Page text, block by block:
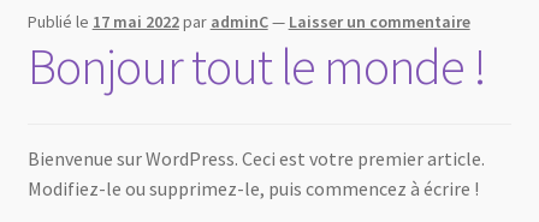
Panier
Politique de confidentialité
Publié le 17 mai 2022par adminC— Laisser un commentaire
Bonjour tout le monde !
Bienvenue sur WordPress. Ceci est votre premier article.
Modifiez-le ou supprimez-le, puis commencez à écrire !